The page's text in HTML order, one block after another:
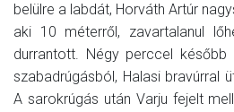
belülre a labdát, Horváth Artúr
aki 10 méterről, zavartalanul
durrantott. Négy perccel
szabadrúgásból, Halasi bravúrral
A sarokrúgás után Varju fejelt